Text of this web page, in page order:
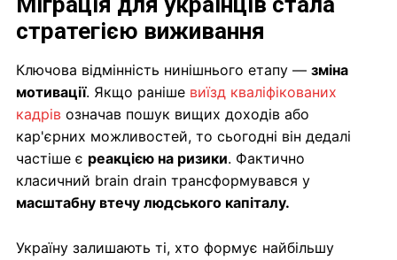
стратегією виживання
Ключова відмінність нинішнього етапу — зміна
мотивації. Якщо раніше виїзд кваліфікованих
кадрів означав пошук вищих доходів або
кар'єрних можливостей, то сьогодні він дедалі
частіше є реакцією на ризики. Фактично
класичний brain drain трансформувався у
масштабну втечу людського капіталу.
Україну залишають ті, хто формує найбільшу